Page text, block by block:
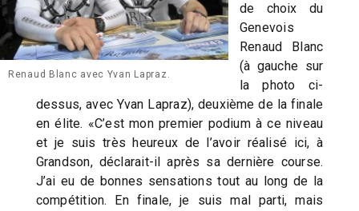
Renaud Blanc avec Yvan Lapraz.
de choix du
Genevois
Renaud Blanc
(à gauche sur
la photo ci-
dessus, avec Yvan Lapraz), deuxième de la finale
en élite. «C’est mon premier podium à ce niveau
et je suis très heureux de l’avoir réalisé ici, à
Grandson, déclarait-il après sa dernière course.
J’ai eu de bonnes sensations tout au long de la
compétition. En finale, je suis mal parti, mais